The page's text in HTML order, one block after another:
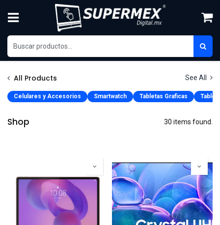
All Products See All
Celulares y Accesorios Smartwatch Tabletas Graficas
Shop 30 items found.